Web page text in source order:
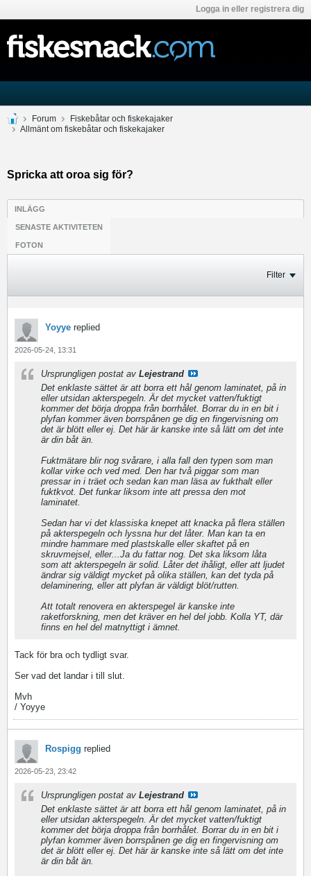
Logga in eller registrera dig
Forum
Fiskebåtar och fiskekajaker
Allmänt om fiskebåtar och fiskekajaker
Spricka att oroa sig för?
INLÄGG
SENASTE AKTIVITETEN
FOTON
Filter
Yoyye replied
2026-05-24, 13:31
Ursprungligen postat av Lejestrand
Det enklaste sättet är att borra ett hål genom laminatet, på in
eller utsidan akterspegeln. Är det mycket vatten/fuktigt
kommer det börja droppa från borrhålet. Borrar du in en bit i
plyfan kommer även borrspånen ge dig en fingervisning om
det är blött eller ej. Det här är kanske inte så lätt om det inte
är din båt än.
Fuktmätare blir nog svårare, i alla fall den typen som man
kollar virke och ved med. Den har två piggar som man
pressar in i träet och sedan kan man läsa av fukthalt eller
fuktkvot. Det funkar liksom inte att pressa den mot
laminatet.
Sedan har vi det klassiska knepet att knacka på flera ställen
på akterspegeln och lyssna hur det låter. Man kan ta en
mindre hammare med plastskalle eller skaftet på en
skruvmejsel, eller...Ja du fattar nog. Det ska liksom låta
som att akterspegeln är solid. Låter det ihåligt, eller att ljudet
ändrar sig väldigt mycket på olika ställen, kan det tyda på
delaminering, eller att plyfan är väldigt blöt/rutten.
Att totalt renovera en akterspegel är kanske inte
raketforskning, men det kräver en hel del jobb. Kolla YT, där
finns en hel del matnyttigt i ämnet.
Tack för bra och tydligt svar.
Ser vad det landar i till slut.
Mvh
/ Yoyye
Rospigg replied
2026-05-23, 23:42
Ursprungligen postat av Lejestrand
Det enklaste sättet är att borra ett hål genom laminatet, på in
eller utsidan akterspegeln. Är det mycket vatten/fuktigt
kommer det börja droppa från borrhålet. Borrar du in en bit i
plyfan kommer även borrspånen ge dig en fingervisning om
det är blött eller ej. Det här är kanske inte så lätt om det inte
är din båt än.